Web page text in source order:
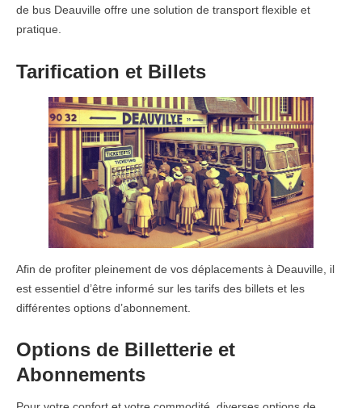
de bus Deauville offre une solution de transport flexible et
pratique.
Tarification et Billets
Afin de profiter pleinement de vos déplacements à Deauville, il
est essentiel d’être informé sur les tarifs des billets et les
différentes options d’abonnement.
Options de Billetterie et
Abonnements